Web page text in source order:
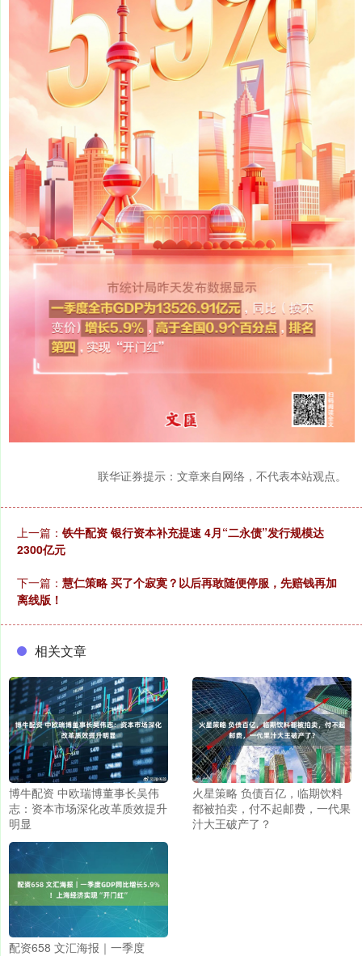
联华证券提示：文章来自网络，不代表本站观点。
上一篇： 铁牛配资 银行资本补充提速 4月“二永债”发行规模达
2300亿元
下一篇： 慧仁策略 买了个寂寞？以后再敢随便停服，先赔钱再加
离线版！
相关文章
博牛配资 中欧瑞博董事长吴伟
志：资本市场深化改革质效提升
明显
火星策略 负债百亿，临期饮料
都被拍卖，付不起邮费，一代果
汁大王破产了？
配资658 文汇海报｜一季度